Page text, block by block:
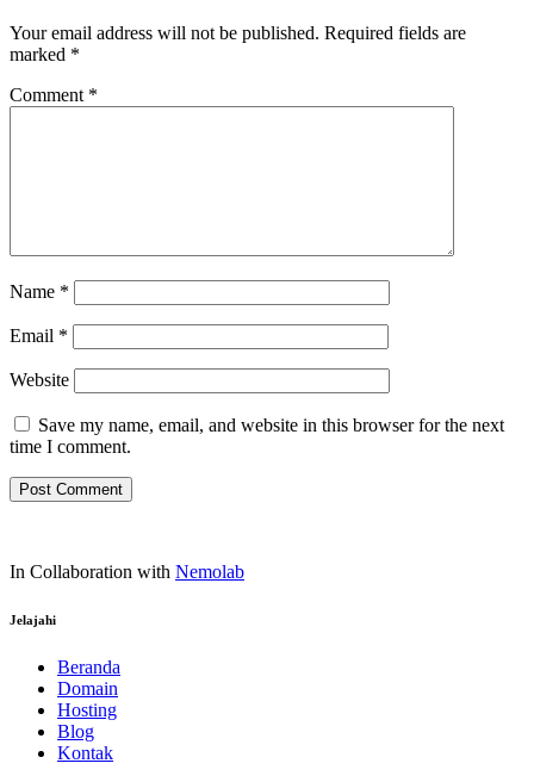
Your email address will not be published. Required fields are
marked *
Comment *
Name *
Email *
Website
Save my name, email, and website in this browser for the next
time I comment.
In Collaboration with Nemolab
Jelajahi
Beranda
Domain
Hosting
Blog
Kontak